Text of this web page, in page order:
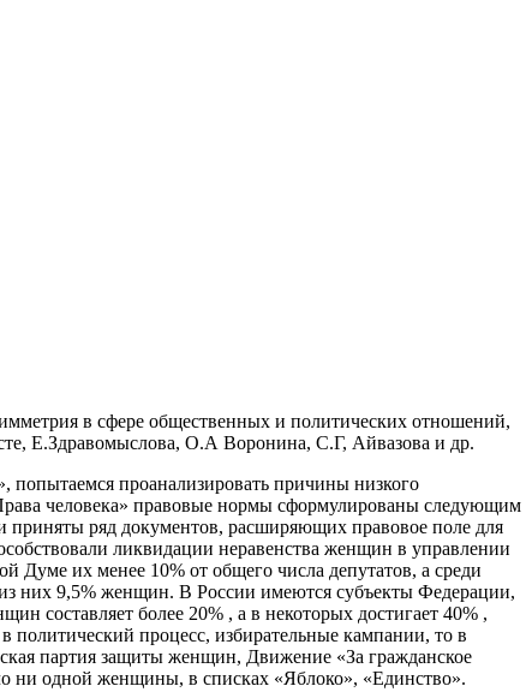
в сфере общественных и политических отношений,
Е.Здравомыслова, О.А Воронина, С.Г, Айвазова и др.
попытаемся проанализировать причины низкого
человека» правовые нормы сформулированы следующим
ряд документов, расширяющих правовое поле для
ликвидации неравенства женщин в управлении
Думе их менее 10% от общего числа депутатов, а среди
них 9,5% женщин. В России имеются субъекты Федерации,
составляет более 20% , а в некоторых достигает 40% ,
процесс, избирательные кампании, то в
партия защиты женщин, Движение «За гражданское
ни одной женщины, в списках «Яблоко», «Единство».